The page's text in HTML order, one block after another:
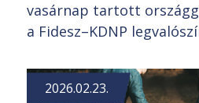
vasárnap tartott
a Fidesz–KDNP
2026.02.23.